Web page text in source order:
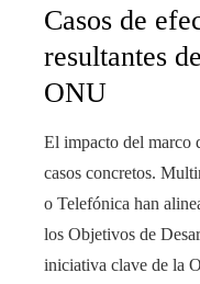
Casos de
resultantes
ONU
El impacto del marco
casos concretos.
o Telefónica han
los Objetivos de
iniciativa clave de la